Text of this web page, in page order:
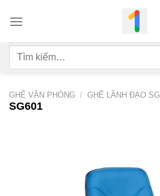
qua
dung
Tìm
GHẾ VĂN PHÒNG / GHẾ LÃNH ĐẠO SG
SG601